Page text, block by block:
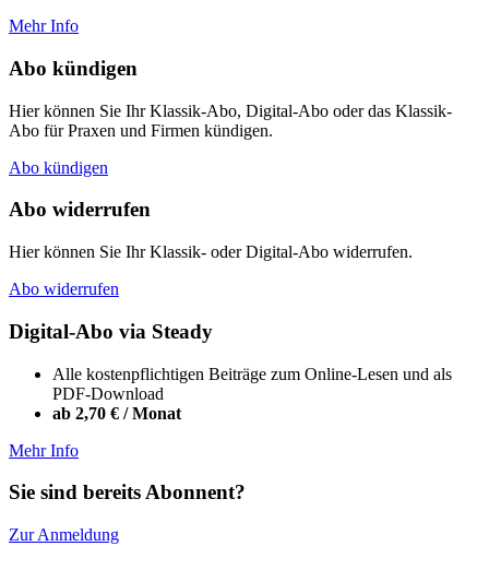
Mehr Info
Abo kündigen
Hier können Sie Ihr Klassik-Abo, Digital-Abo oder das Klassik-
Abo für Praxen und Firmen kündigen.
Abo kündigen
Abo widerrufen
Hier können Sie Ihr Klassik- oder Digital-Abo widerrufen.
Abo widerrufen
Digital-Abo via Steady
Alle kostenpflichtigen Beiträge zum Online-Lesen und als
PDF-Download
ab 2,70 € / Monat
Mehr Info
Sie sind bereits Abonnent?
Zur Anmeldung